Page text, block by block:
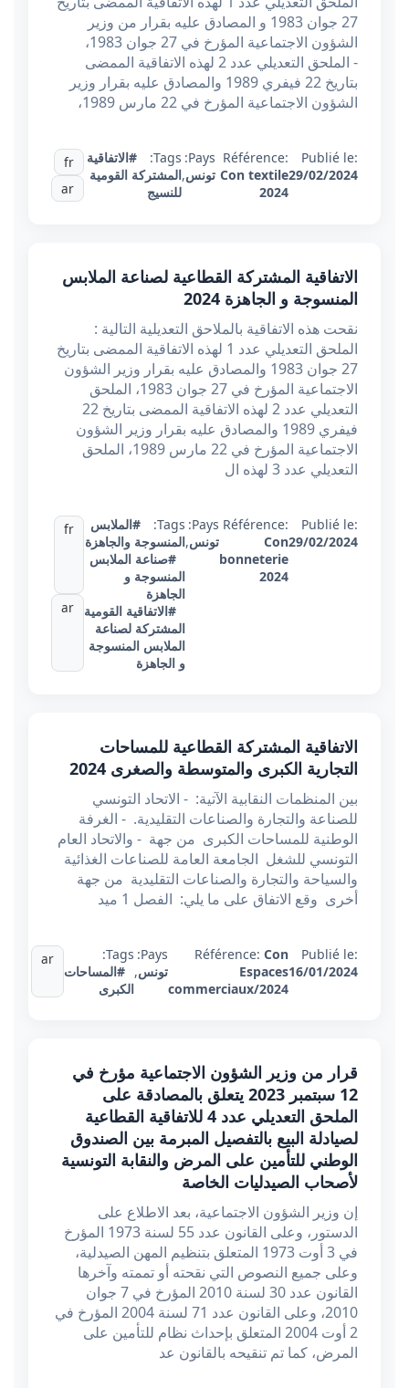
27 جوان 1983 و المصادق عليه بقرار من وزير
الشؤون الاجتماعية المؤرخ في 27 جوان 1983،
- الملحق التعديلي عدد 2 لهذه الاتفاقية الممضى
بتاريخ 22 فيفري 1989 والمصادق عليه بقرار وزير
الشؤون الاجتماعية المؤرخ في 22 مارس 1989،
Publié le:
29/02/2024
Référence:
Con textile
2024
Pays:
تونس,
Tags:
#الاتفاقية
المشتركة القومية
للنسيج
fr
ar
الاتفاقية المشتركة القطاعية لصناعة الملابس
المنسوجة و الجاهزة 2024
نقحت هذه الاتفاقية بالملاحق التعديلية التالية :
الملحق التعديلي عدد 1 لهذه الاتفاقية الممضى بتاريخ
27 جوان 1983 والمصادق عليه بقرار وزير الشؤون
الاجتماعية المؤرخ في 27 جوان 1983، الملحق
التعديلي عدد 2 لهذه الاتفاقية الممضى بتاريخ 22
فيفري 1989 والمصادق عليه بقرار وزير الشؤون
الاجتماعية المؤرخ في 22 مارس 1989، الملحق
التعديلي عدد 3 لهذه ال
Publié le:
29/02/2024
Référence:
Con
bonneterie
2024
Pays:
تونس,
Tags:
#الملابس
المنسوجة والجاهزة
#صناعة الملابس
المنسوجة و
الجاهزة
#الاتفاقية القومية
المشتركة لصناعة
الملابس المنسوجة
و الجاهزة
fr
ar
الاتفاقية المشتركة القطاعية للمساحات
التجارية الكبرى والمتوسطة والصغرى 2024
بين المنظمات النقابية الآتية: - الاتحاد التونسي
للصناعة والتجارة والصناعات التقليدية. - الغرفة
الوطنية للمساحات الكبرى من جهة - والاتحاد العام
التونسي للشغل الجامعة العامة للصناعات الغذائية
والسياحة والتجارة والصناعات التقليدية من جهة
أخرى وقع الاتفاق على ما يلي: الفصل 1 ميد
Publié le:
16/01/2024
Référence: Con
Espaces
commerciaux/2024
Pays:
تونس,
Tags:
#المساحات
الكبرى
ar
قرار من وزير الشؤون الاجتماعية مؤرخ في
12 سبتمبر 2023 يتعلق بالمصادقة على
الملحق التعديلي عدد 4 للاتفاقية القطاعية
لصيادلة البيع بالتفصيل المبرمة بين الصندوق
الوطني للتأمين على المرض والنقابة التونسية
لأصحاب الصيدليات الخاصة
إن وزير الشؤون الاجتماعية، بعد الاطلاع على
الدستور، وعلى القانون عدد 55 لسنة 1973 المؤرخ
في 3 أوت 1973 المتعلق بتنظيم المهن الصيدلية،
وعلى جميع النصوص التي نقحته أو تممته وآخرها
القانون عدد 30 لسنة 2010 المؤرخ في 7 جوان
2010، وعلى القانون عدد 71 لسنة 2004 المؤرخ في
2 أوت 2004 المتعلق بإحداث نظام للتأمين على
المرض، كما تم تنقيحه بالقانون عد